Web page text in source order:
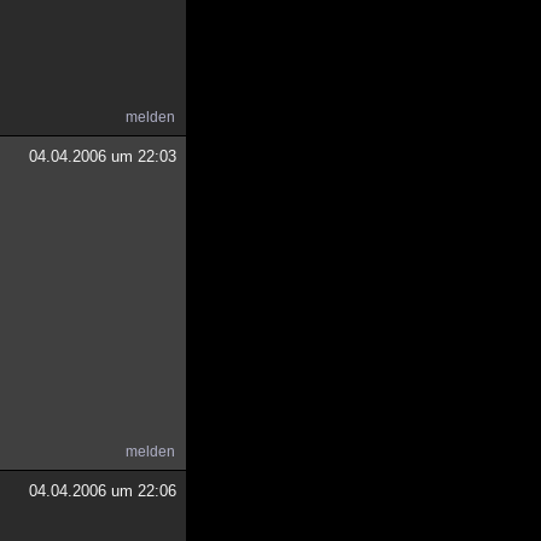
melden
04.04.2006 um 22:03
melden
04.04.2006 um 22:06